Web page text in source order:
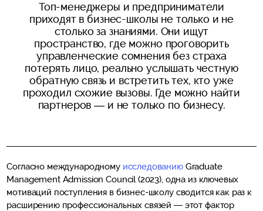
Топ-менеджеры и предприниматели
приходят в бизнес-школы не только и не
столько за знаниями. Они ищут
пространство, где можно проговорить
управленческие сомнения без страха
потерять лицо, реально услышать честную
обратную связь и встретить тех, кто уже
проходил схожие вызовы. Где можно найти
партнеров — и не только по бизнесу.
Согласно международному исследованиюGraduate
Management Admission Council (2023), одна из ключевых
мотиваций поступления в бизнес-школу сводится как раз к
расширению профессиональных связей — этот фактор